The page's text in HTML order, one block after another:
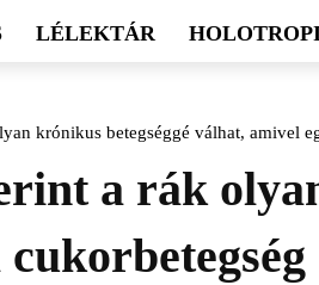
LÉLEKTÁR
krónikus betegséggé válhat, amivel
a rák